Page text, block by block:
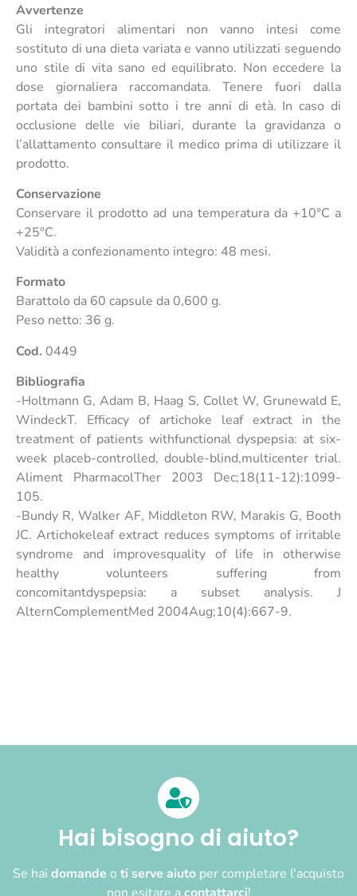
Avvertenze
Gli integratori alimentari non vanno intesi come
sostituto di una dieta variata e vanno utilizzati seguendo
uno stile di vita sano ed equilibrato. Non eccedere la
dose giornaliera raccomandata. Tenere fuori dalla
portata dei bambini sotto i tre anni di età. In caso di
occlusione delle vie biliari, durante la gravidanza o
l’allattamento consultare il medico prima di utilizzare il
prodotto.
Conservazione
Conservare il prodotto ad una temperatura da +10°C a
+25°C.
Validità a confezionamento integro: 48 mesi.
Formato
Barattolo da 60 capsule da 0,600 g.
Peso netto: 36 g.
Cod. 0449
Bibliografia
-Holtmann G, Adam B, Haag S, Collet W, Grunewald E,
WindeckT. Efficacy of artichoke leaf extract in the
treatment of patients withfunctional dyspepsia: at six-
week placeb-controlled, double-blind,multicenter trial.
Aliment PharmacolTher 2003 Dec;18(11-12):1099-
105.
-Bundy R, Walker AF, Middleton RW, Marakis G, Booth
JC. Artichokeleaf extract reduces symptoms of irritable
syndrome and improvesquality of life in otherwise
healthy volunteers suffering from
concomitantdyspepsia: a subset analysis. J
AlternComplementMed 2004Aug;10(4):667-9.
Hai bisogno di aiuto?
Se hai domande o ti serve aiuto per completare l'acquisto
non esitare acontattarci!